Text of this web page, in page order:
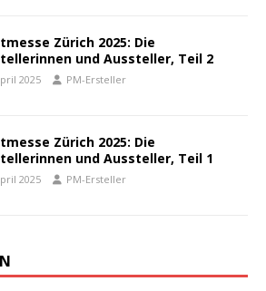
Zürich 2025: Die
und Aussteller, Teil 2
2025 PM-Ersteller
Zürich 2025: Die
und Aussteller, Teil 1
2025 PM-Ersteller